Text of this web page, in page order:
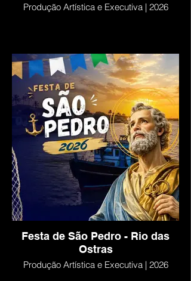
Produção Artística e Executiva | 2026
Festa de São Pedro - Rio das
Ostras
Produção Artística e Executiva | 2026